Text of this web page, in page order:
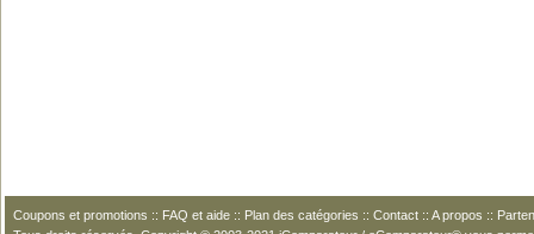
Coupons et promotions :: FAQ et aide :: Plan des catégories :: Contact :: A propos ::